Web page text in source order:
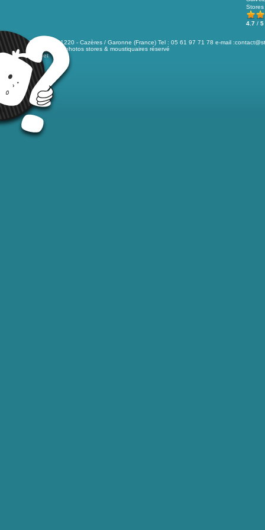
Stores
4.7 / 5
Z.A.C de Masquère, 31220 - Cazères / Garonne (France) Tel : 05 61 97 71 78 e-mail :
Tout droit à l'image des photos stores & moustiquaires réservé
Créer site internet